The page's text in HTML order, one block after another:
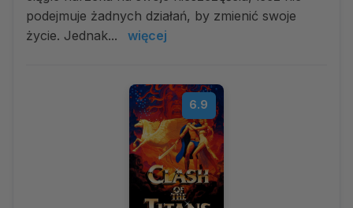
podejmuje żadnych działań, by zmienić swoje
życie. Jednak...
więcej
6.9